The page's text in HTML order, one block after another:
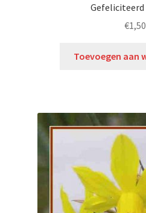
Gefeliciteerd
€1,50
Toevoegen aan